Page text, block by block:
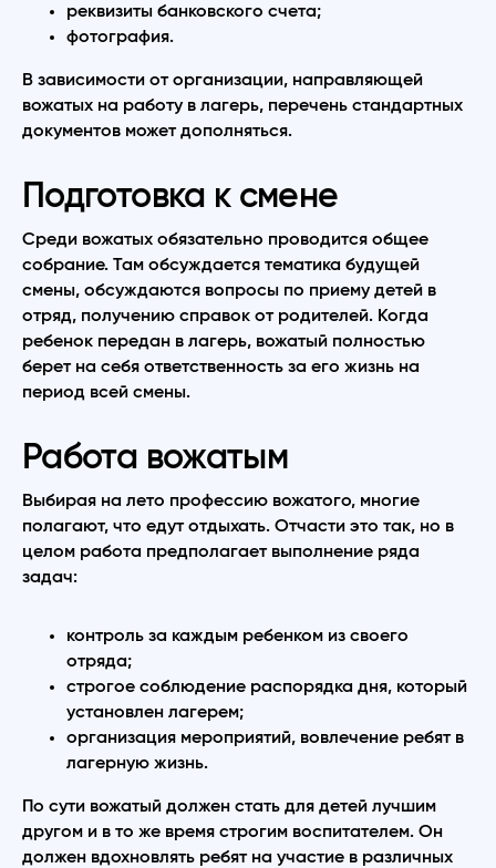
реквизиты банковского счета;
фотография.
В зависимости от организации, направляющей
вожатых на работу в лагерь, перечень стандартных
документов может дополняться.
Подготовка к смене
Среди вожатых обязательно проводится общее
собрание. Там обсуждается тематика будущей
смены, обсуждаются вопросы по приему детей в
отряд, получению справок от родителей. Когда
ребенок передан в лагерь, вожатый полностью
берет на себя ответственность за его жизнь на
период всей смены.
Работа вожатым
Выбирая на лето профессию вожатого, многие
полагают, что едут отдыхать. Отчасти это так, но в
целом работа предполагает выполнение ряда
задач:
контроль за каждым ребенком из своего
отряда;
строгое соблюдение распорядка дня, который
установлен лагерем;
организация мероприятий, вовлечение ребят в
лагерную жизнь.
По сути вожатый должен стать для детей лучшим
другом и в то же время строгим воспитателем. Он
должен вдохновлять ребят на участие в различных